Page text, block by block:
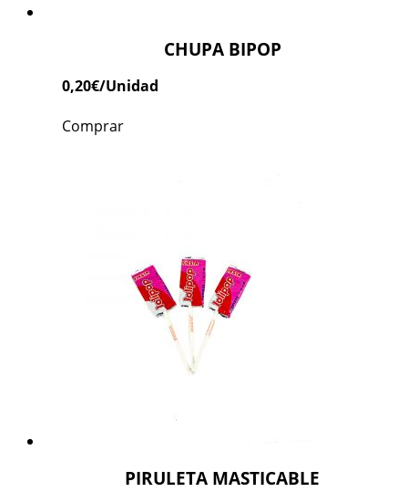
CHUPA BIPOP
0,20€/Unidad
Comprar
PIRULETA MASTICABLE